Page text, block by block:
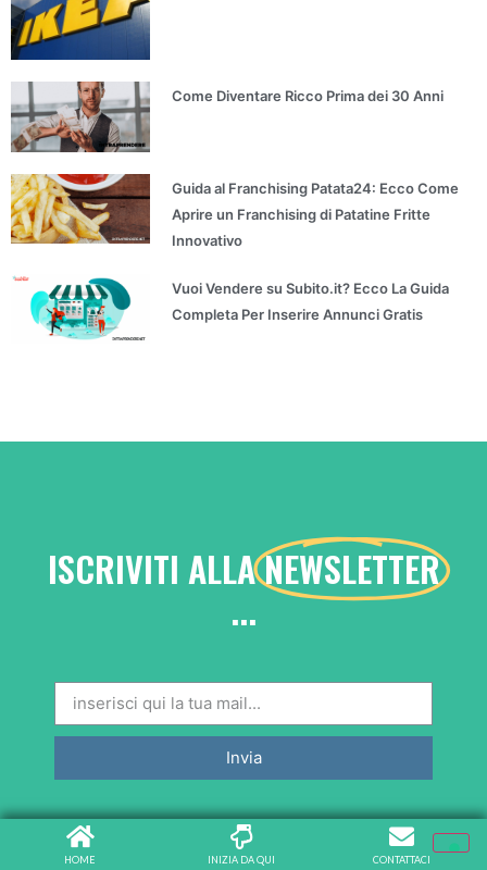
Come Diventare Ricco Prima dei 30 Anni
Guida al Franchising Patata24: Ecco Come
Aprire un Franchising di Patatine Fritte
Innovativo
Vuoi Vendere su Subito.it? Ecco La Guida
Completa Per Inserire Annunci Gratis
ISCRIVITI ALLANEWSLETTER
...
Invia
HOME INIZIA DA QUI CONTATTACI